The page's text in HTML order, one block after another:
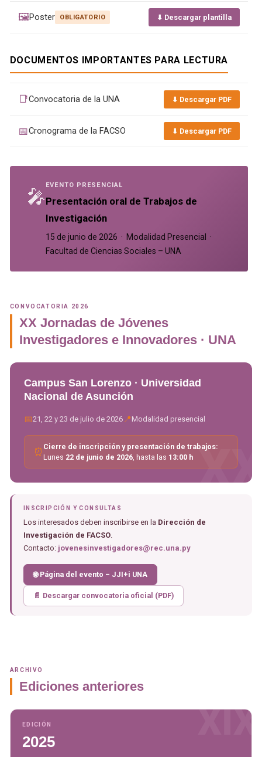
🖼️Poster OBLIGATORIO ⬇ Descargar plantilla
DOCUMENTOS IMPORTANTES PARA LECTURA
📑Convocatoria de la UNA ⬇ Descargar PDF
📅Cronograma de la FACSO ⬇ Descargar PDF
🎤
EVENTO PRESENCIAL
Presentación oral de Trabajos de
Investigación
15 de junio de 2026 · Modalidad Presencial ·
Facultad de Ciencias Sociales – UNA
CONVOCATORIA 2026
XX Jornadas de Jóvenes
Investigadores e Innovadores · UNA
Campus San Lorenzo · Universidad
Nacional de Asunción
📅21, 22 y 23 de julio de 2026📍 Modalidad presencial
⏰ Cierre de inscripción y presentación de trabajos:
Lunes 22 de junio de 2026, hasta las 13:00 h
INSCRIPCIÓN Y CONSULTAS
Los interesados deben inscribirse en la Dirección de
Investigación de FACSO.
Contacto: jovenesinvestigadores@rec.una.py
🌐 Página del evento – JJI+i UNA
📄 Descargar convocatoria oficial (PDF)
ARCHIVO
Ediciones anteriores
XIX
EDICIÓN
2025